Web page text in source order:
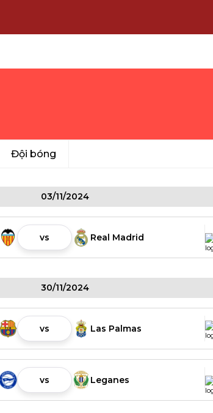
Đội bóng
03/11/2024
vs Real Madrid
30/11/2024
vs Las Palmas
vs Leganes